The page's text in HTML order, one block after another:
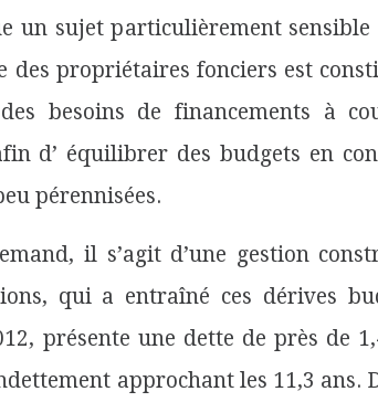
un sujet particulièrement
des propriétaires fonciers est
besoins de financements à
d’ équilibrer des budgets en
pérennisées.
il s’agit d’une gestion
qui a entraîné ces dérives
présente une dette de près de
approchant les 11,3 ans.